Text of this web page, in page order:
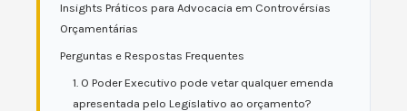
Insights Práticos para Advocacia em Controvérsias
Orçamentárias
Perguntas e Respostas Frequentes
1. O Poder Executivo pode vetar qualquer emenda
apresentada pelo Legislativo ao orçamento?